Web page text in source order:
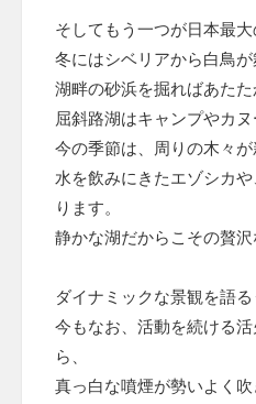
そしてもう一つが日本最
冬にはシベリアから白鳥が
湖畔の砂浜を掘ればあた
屈斜路湖はキャンプやカ
今の季節は、周りの木々
水を飲みにきたエゾシカ
ります。
静かな湖だからこその贅沢
ダイナミックな景観を語
今もなお、活動を続ける
ら、
真っ白な噴煙が勢いよく